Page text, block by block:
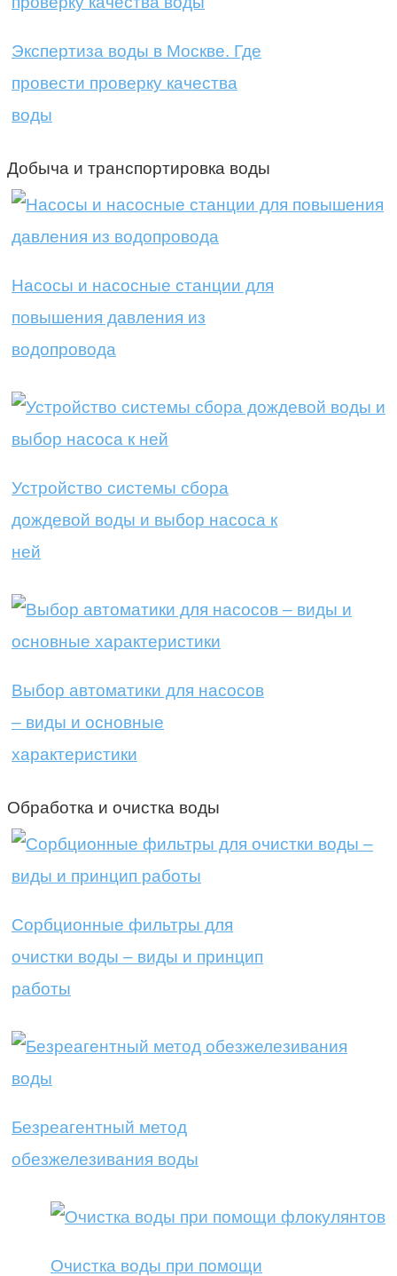
Экспертиза воды в Москве. Где
провести проверку качества
воды
Добыча и транспортировка воды
Насосы и насосные станции для
повышения давления из
водопровода
Устройство системы сбора
дождевой воды и выбор насоса к
ней
Выбор автоматики для насосов
– виды и основные
характеристики
Обработка и очистка воды
Сорбционные фильтры для
очистки воды – виды и принцип
работы
Безреагентный метод
обезжелезивания воды
Очистка воды при помощи